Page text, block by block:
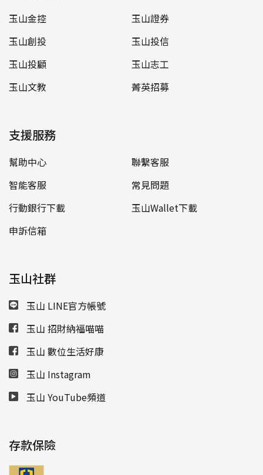
玉山金控
玉山證券
玉山創投
玉山投信
玉山投顧
玉山志工
玉山文教
菁英招募
支援服務
幫助中心
聯繫客服
智能客服
常見問題
行動銀行下載
玉山Wallet下載
申訴信箱
玉山社群
玉山 LINE官方帳號
玉山 招財納福喵喵
玉山 數位生活好康
玉山 Instagram
玉山 YouTube頻道
存款保險